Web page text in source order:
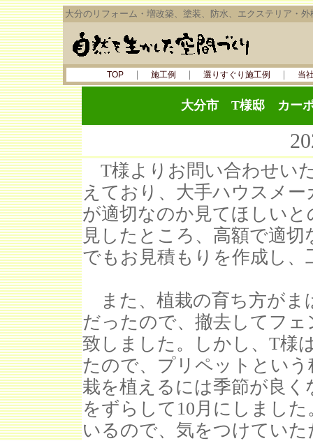
大分のリフォーム・増改築、塗装、防水、エクステリア・
TOP｜ 施工例 ｜ 選りすぐり施工例 ｜ 当
大分市 T様邸 カー
T様よりお問い合わせい
えており、大手ハウスメ
が適切なのか見てほしい
見したところ、高額で適
でもお見積もりを作成し
また、植栽の育ち方がま
だったので、撤去してフ
致しました。しかし、T様
たので、プリペットとい
栽を植えるには季節が良く
をずらして10月にしまし
いるので、気をつけてい